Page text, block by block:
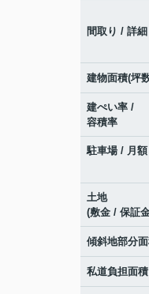
間取り / 詳細
建物面積(坪
建ぺい率 /
容積率
駐車場 / 月額
土地
(敷金 / 保証
傾斜地部分
私道負担面積